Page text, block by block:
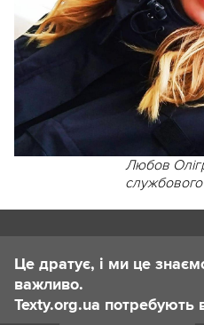
Любов
Це дратує, і ми це
важливо.
Texty.org.ua потребують